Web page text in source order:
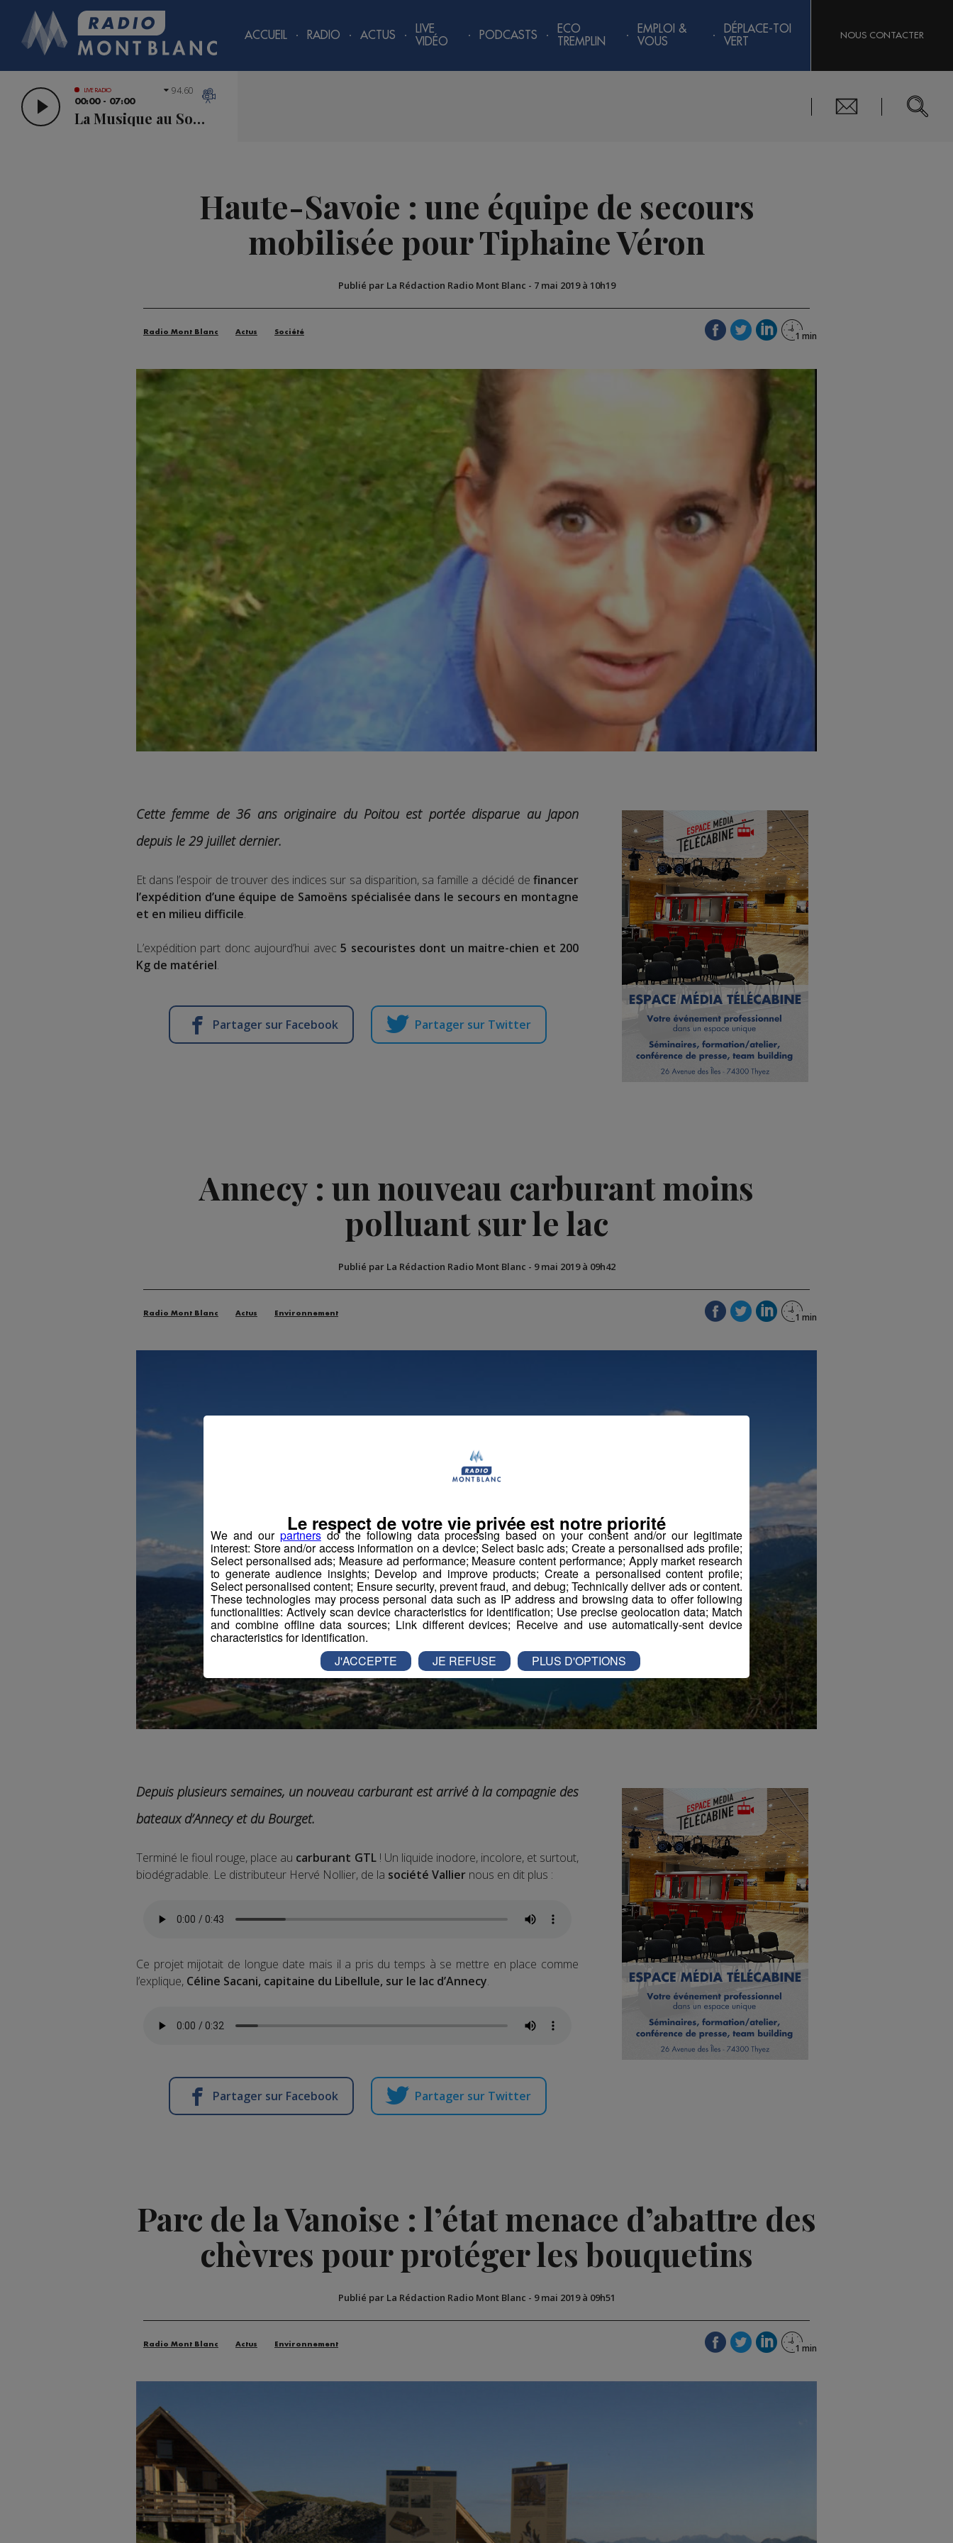
ACCUEIL RADIO ACTUS
LIVE
VIDÉO
PODCASTS
ECO
TREMPLIN
EMPLOI &
VOUS
DÉPLACE-TOI
VERT
NOUS CONTACTER
LIVE RADIO
00:00 - 07:00
La Musique au Sommet
94.60
Haute-Savoie : une équipe de secours
mobilisée pour Tiphaine Véron
Publié par La Rédaction Radio Mont Blanc - 7 mai 2019 à 10h19
Radio Mont Blanc Actus Société
Cette femme de 36 ans originaire du Poitou est portée disparue au Japon
depuis le 29 juillet dernier.
Et dans l’espoir de trouver des indices sur sa disparition, sa famille a décidé de financer
l’expédition d’une équipe de Samoëns spécialisée dans le secours en montagne
et en milieu difficile.
L’expédition part donc aujourd’hui avec5 secouristes dont un maitre-chien et 200
Kg de matériel.
Partager sur Facebook Partager sur Twitter
Annecy : un nouveau carburant moins
polluant sur le lac
Publié par La Rédaction Radio Mont Blanc - 9 mai 2019 à 09h42
Radio Mont Blanc Actus Environnement
Depuis plusieurs semaines, un nouveau carburant est arrivé à la compagnie des
bateaux d’Annecy et du Bourget.
Terminé le fioul rouge, place au carburant GTL! Un liquide inodore, incolore, et surtout,
biodégradable. Le distributeur Hervé Nollier, de la société Vallier nous en dit plus :
Ce projet mijotait de longue date mais il a pris du temps à se mettre en place comme
l’explique, Céline Sacani, capitaine du Libellule, sur le lac d’Annecy.
Partager sur Facebook Partager sur Twitter
Parc de la Vanoise : l’état menace d’abattre des
chèvres pour protéger les bouquetins
Publié par La Rédaction Radio Mont Blanc - 9 mai 2019 à 09h51
Radio Mont Blanc Actus Environnement
We and our partnersdo the following data processing based on your consent and/or our legitimate
interest: Store and/or access information on a device; Select basic ads; Create a personalised ads profile;
Select personalised ads; Measure ad performance; Measure content performance; Apply market research
to generate audience insights; Develop and improve products; Create a personalised content profile;
Select personalised content; Ensure security, prevent fraud, and debug; Technically deliver ads or content.
These technologies may process personal data such as IP address and browsing data to offer following
functionalities: Actively scan device characteristics for identification; Use precise geolocation data; Match
and combine offline data sources; Link different devices; Receive and use automatically-sent device
characteristics for identification.
Le respect de votre vie privée est notre priorité
J'ACCEPTE JE REFUSE PLUS D'OPTIONS